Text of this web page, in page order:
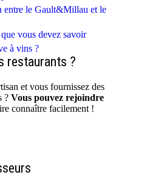
entre le Gault&Millau et le
vous devez savoir
à vins ?
restaurants ?
et vous fournissez des
? Vous pouvez rejoindre
connaître facilement !